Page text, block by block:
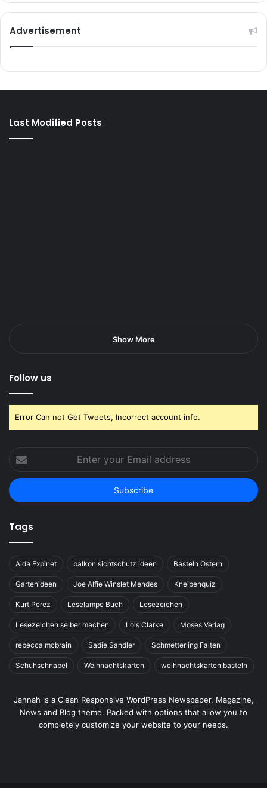
Advertisement
Last Modified Posts
Show More
Follow us
Error Can not Get Tweets, Incorrect account info.
your
Email
address
Tags
Aida Expinet balkon sichtschutz ideen Basteln Ostern
Gartenideen Joe Alfie Winslet Mendes Kneipenquiz
Kurt Perez Leselampe Buch Lesezeichen
Lesezeichen selber machen Lois Clarke Moses Verlag
rebecca mcbrain Sadie Sandler Schmetterling Falten
Schuhschnabel Weihnachtskarten weihnachtskarten basteln
Jannah is a Clean Responsive WordPress Newspaper, Magazine,
News and Blog theme. Packed with options that allow you to
completely customize your website to your needs.